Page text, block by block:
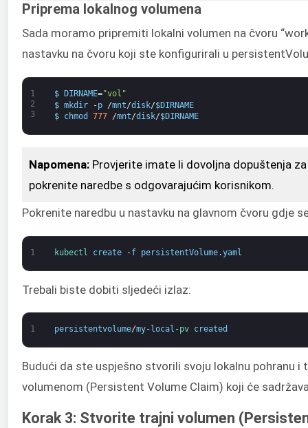
Priprema lokalnog volumena
Sada moramo pripremiti lokalni volumen na čvoru
nastavku na čvoru koji ste konfigurirali u
1
2
3
$ DIRNAME="vol"
$ mkdir -p /mnt/disk/$DIRNAME
$
chmod 777 /mnt/disk/$DIRNAME
Napomena: Provjerite imate li dovoljna dopuštenja
pokrenite naredbe s odgovarajućim korisnikom.
Pokrenite naredbu u nastavku na glavnom čvoru gdje
1 kubectl create -f persistentVolume.yaml
Trebali biste dobiti sljedeći izlaz:
1 persistentvolume/my-local -pv created
Budući da ste uspješno stvorili svoju lokalnu
volumenom (Persistent Volume Claim) koji će
Korak 3: Stvorite trajni volumen